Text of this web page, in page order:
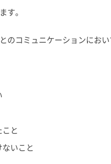
す。
のコミュニケーションにお
と
いこと